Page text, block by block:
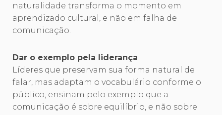
naturalidade transforma o momento em
aprendizado cultural, e não em falha de
comunicação.
Dar o exemplo pela liderança
Líderes que preservam sua forma natural de
falar, mas adaptam o vocabulário conforme o
público, ensinam pelo exemplo que a
comunicação é sobre equilíbrio, e não sobre